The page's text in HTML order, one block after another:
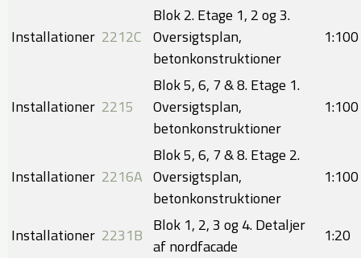
Installationer 2212C
Blok 2. Etage 1, 2 og 3.
Oversigtsplan,
betonkonstruktioner
​​1:100
Installationer 2215
Blok 5, 6, 7 & 8. Etage 1.
Oversigtsplan,
betonkonstruktioner
​1:100
Installationer 2216A
Blok 5, 6, 7 & 8. Etage 2.
Oversigtsplan,
betonkonstruktioner
​​1:100
Installationer 2231B Blok 1, 2, 3 og 4. Detaljer
af nordfacade
​1:20